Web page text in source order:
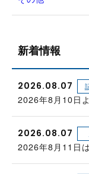
新着情報
2026.08.07
2026年8月10日
2026.08.07
2026年8月11日